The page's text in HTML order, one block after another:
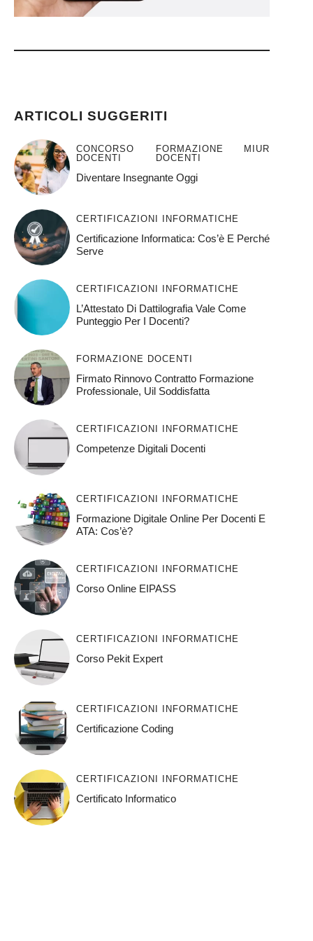
ARTICOLI SUGGERITI
CONCORSO
DOCENTI
FORMAZIONE
DOCENTI
MIUR
Diventare Insegnante Oggi
CERTIFICAZIONI INFORMATICHE
Certificazione Informatica: Cos’è E Perché
Serve
CERTIFICAZIONI INFORMATICHE
L’Attestato Di Dattilografia Vale Come
Punteggio Per I Docenti?
FORMAZIONE DOCENTI
Firmato Rinnovo Contratto Formazione
Professionale, Uil Soddisfatta
CERTIFICAZIONI INFORMATICHE
Competenze Digitali Docenti
CERTIFICAZIONI INFORMATICHE
Formazione Digitale Online Per Docenti E
ATA: Cos’è?
CERTIFICAZIONI INFORMATICHE
Corso Online EIPASS
CERTIFICAZIONI INFORMATICHE
Corso Pekit Expert
CERTIFICAZIONI INFORMATICHE
Certificazione Coding
CERTIFICAZIONI INFORMATICHE
Certificato Informatico